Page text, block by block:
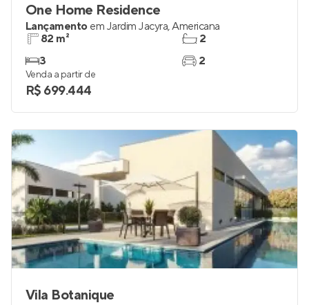
One Home Residence
Lançamento em Jardim Jacyra,Americana
82 m²
3
2
2
Venda a partir de
R$ 699.444
Vila Botanique